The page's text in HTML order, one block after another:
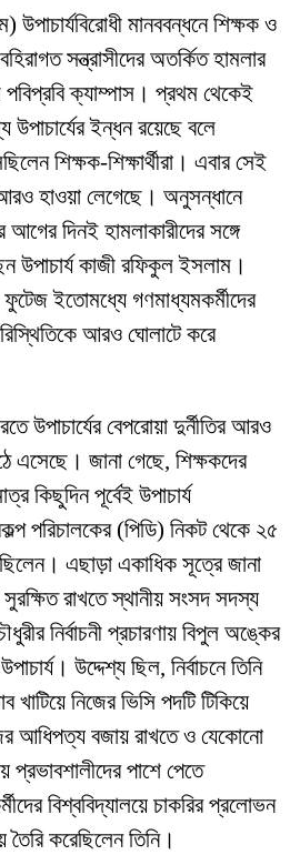
মানববন্ধনে শিক্ষক ও
সন্ত্রাসীদের অতর্কিত হামলার
ক্যাম্পাস। প্রথম থেকেই
উপাচার্যের ইন্ধন রয়েছে বলে
শিক্ষক-শিক্ষার্থীরা। এবার সেই
হাওয়া লেগেছে। অনুসন্ধানে
আগের দিনই হামলাকারীদের সঙ্গে
উপাচার্য কাজী রফিকুল ইসলাম।
ইতোমধ্যে গণমাধ্যমকর্মীদের
আরও ঘোলাটে করে
উপাচার্যের বেপরোয়া দুর্নীতির আরও
এসেছে। জানা গেছে, শিক্ষকদের
কিছুদিন পূর্বেই উপাচার্য
পরিচালকের (পিডি) নিকট থেকে ২৫
এছাড়া একাধিক সূত্রে জানা
রাখতে স্থানীয় সংসদ সদস্য
নির্বাচনী প্রচারণায় বিপুল অঙ্কের
উদ্দেশ্য ছিল, নির্বাচনে তিনি
খাটিয়ে নিজের ভিসি পদটি টিকিয়ে
আধিপত্য বজায় রাখতে ও যেকোনো
প্রভাবশালীদের পাশে পেতে
বিশ্ববিদ্যালয়ে চাকরির প্রলোভন
করেছিলেন তিনি।